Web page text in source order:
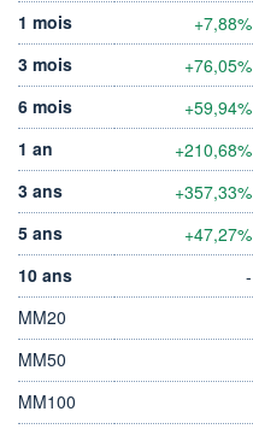
1 mois
+7,88%
3 mois
+76,05%
6 mois
+59,94%
1 an
+210,68%
3 ans
+357,33%
5 ans
+47,27%
10 ans
-
MM20
MM50
MM100